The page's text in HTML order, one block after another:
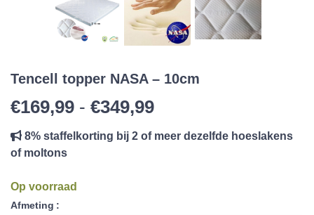
Tencell topper NASA – 10cm
€169,99 - €349,99Prijsklasse:
8% staffelkorting bij 2 of meer dezelfde hoeslakens
of moltons
Op voorraad
Afmeting